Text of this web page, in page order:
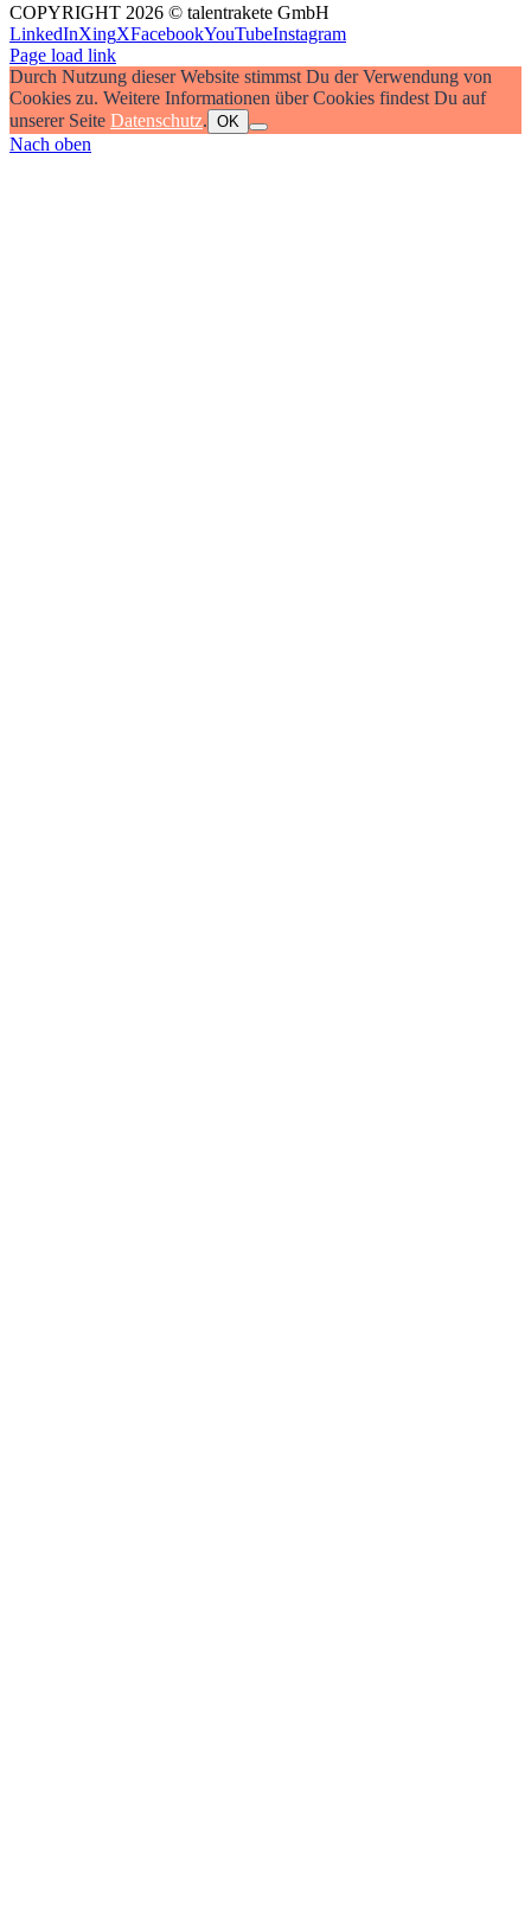
COPYRIGHT 2026 © talentrakete GmbH
LinkedInXingXFacebookYouTubeInstagram
Page load link
Durch Nutzung dieser Website stimmst Du der Verwendung von
Cookies zu. Weitere Informationen über Cookies findest Du auf
unserer Seite Datenschutz. OK
Nach oben